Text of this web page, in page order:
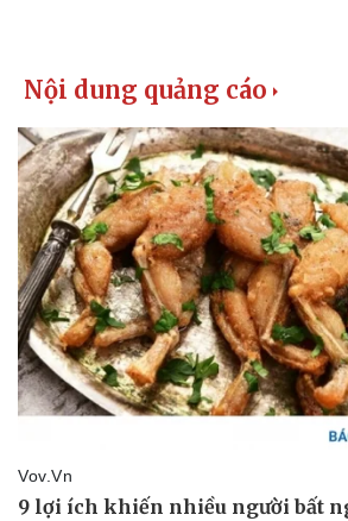
Doanh nghiệp
Thông tin doanh nghiệp
Doanh nghiệp 24h
Doanh nhân
Vì cộng đồng
Công
Sành
Tin
Trải